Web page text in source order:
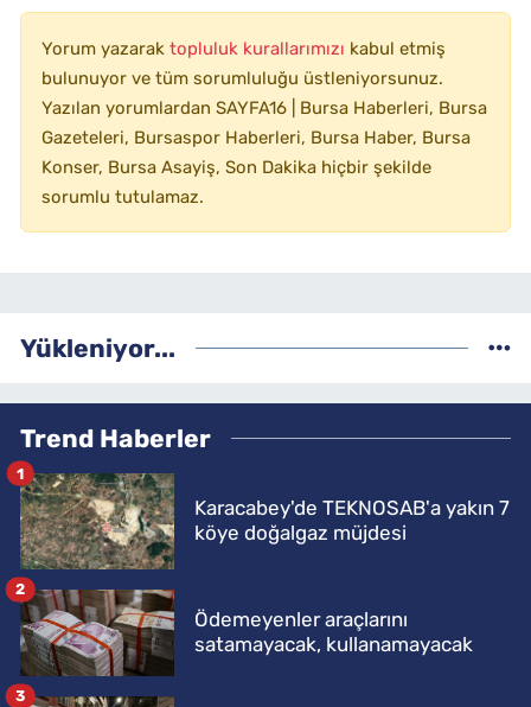
Yorum yazarak topluluk kurallarımızı kabul etmiş
bulunuyor ve tüm sorumluluğu üstleniyorsunuz.
Yazılan yorumlardan SAYFA16 | Bursa Haberleri, Bursa
Gazeteleri, Bursaspor Haberleri, Bursa Haber, Bursa
Konser, Bursa Asayiş, Son Dakika hiçbir şekilde
sorumlu tutulamaz.
Yükleniyor...
Trend Haberler
Karacabey'de TEKNOSAB'a yakın 7
köye doğalgaz müjdesi
1
Ödemeyenler araçlarını
satamayacak, kullanamayacak
2
3